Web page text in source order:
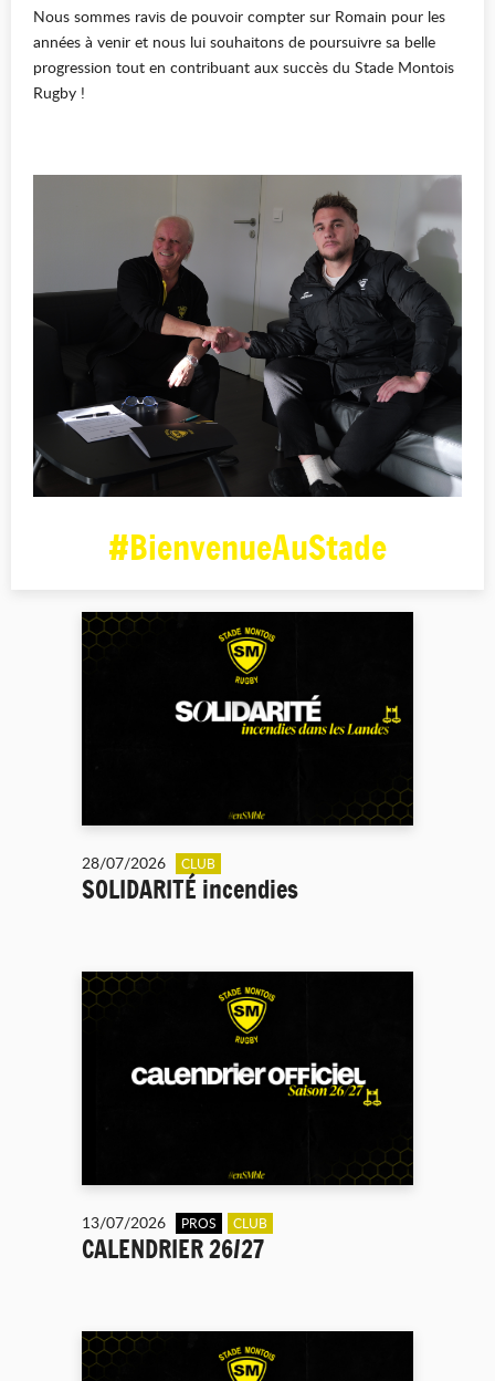
Nous sommes ravis de pouvoir compter sur Romain pour les
années à venir et nous lui souhaitons de poursuivre sa belle
progression tout en contribuant aux succès du Stade Montois
Rugby !
#BienvenueAuStade
28/07/2026 CLUB
SOLIDARITÉ incendies
13/07/2026 PROS CLUB
CALENDRIER 26/27